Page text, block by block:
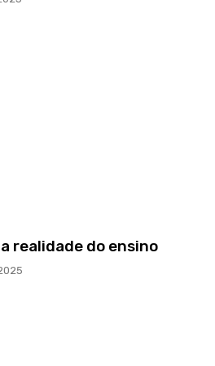
realidade do ensino